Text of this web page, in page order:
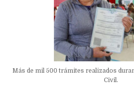
Más de mil 500 trámites realizados
Civil.